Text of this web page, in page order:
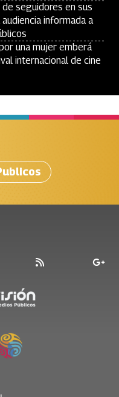
seguidores en sus
informada a
una mujer emberá
internacional de cine